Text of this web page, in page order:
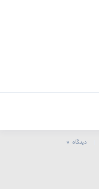
دیدگاه 0